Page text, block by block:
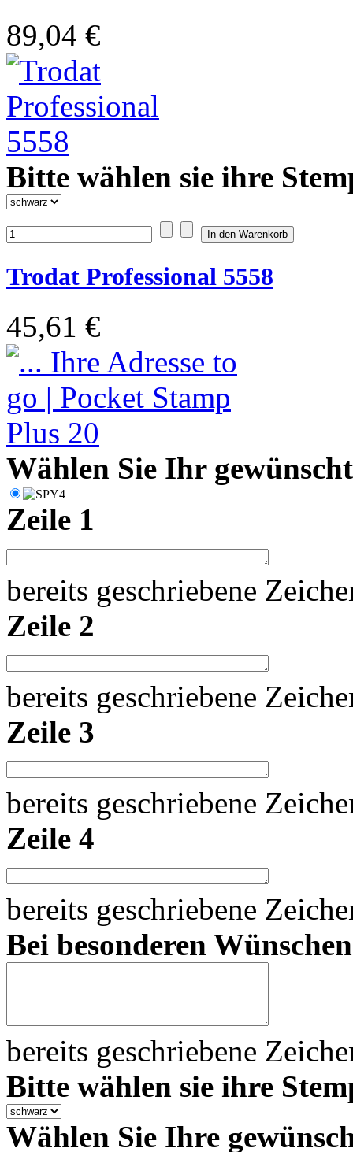
89,04 €
Bitte wählen sie ihre
Trodat Professional 5558
45,61 €
Wählen Sie Ihr
Zeile 1
bereits geschriebene
Zeile 2
bereits geschriebene
Zeile 3
bereits geschriebene
Zeile 4
bereits geschriebene
Bei besonderen
bereits geschriebene
Bitte wählen sie ihre
Wählen Sie Ihre